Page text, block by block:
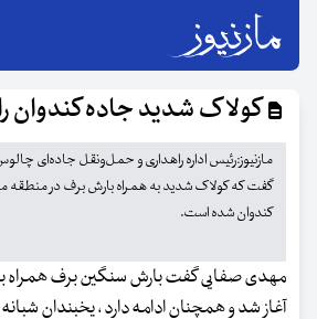
کولاک شدید جاده کندوان
مازنیوز:رئیس اداره راهداری و حمل‌ونقل جاده‌ای
گفت که کولاک شدید به همراه بارش برف در
کندوان شده است.
مهدی صفایی گفت بارش سنگین برف همراه با
آغاز شد و همچنان ادامه دارد ، یخبندان